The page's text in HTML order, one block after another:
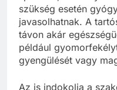
szükség esetén
javasolhatnak. A
távon akár
például
gyengülését vagy
Az is indokolja a